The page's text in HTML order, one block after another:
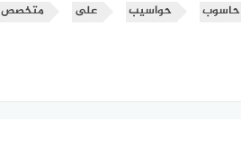
حاسوب حواسيب على
متخصص